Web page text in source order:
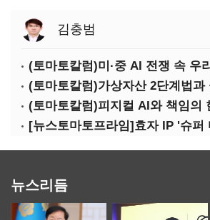
김충범
(토마토칼럼)미·중 AI 전쟁 속 우
(토마토칼럼)가상자산 2단계법과
(토마토칼럼)피지컬 AI와 책임의
[뉴스토마토프라임]효자 IP '슈퍼
뉴스리듬